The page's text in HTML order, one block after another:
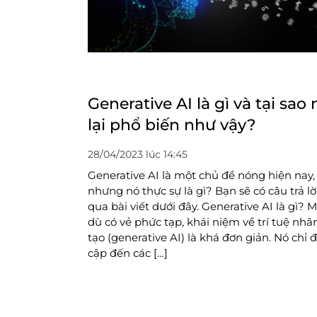
Generative AI là gì và tại sao
lại phổ biến như vậy?
28/04/2023 lúc 14:45
Generative AI là một chủ đề nóng hiện nay,
nhưng nó thực sự là gì? Bạn sẽ có câu trả
qua bài viết dưới đây. Generative AI là gì?
dù có vẻ phức tạp, khái niệm về trí tuệ
tạo (generative AI) là khá đơn giản. Nó chỉ
cập đến các […]